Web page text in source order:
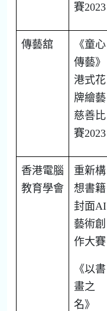
賽2023
傳藝舘 《童心
傳藝》
港式花
牌繪藝
慈善比
賽2023
香港電腦
教育學會
重新構
想書籍
封面AI
藝術創
作大賽
《以書
畫之
名》